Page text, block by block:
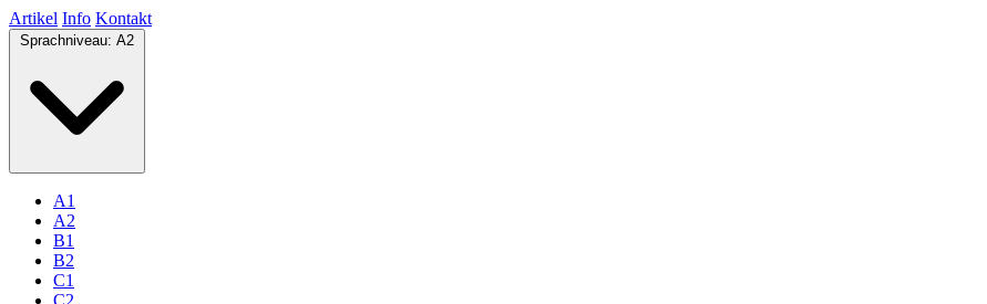
Artikel Info Kontakt
Sprachniveau: A2
A1
A2
B1
B2
C1
C2